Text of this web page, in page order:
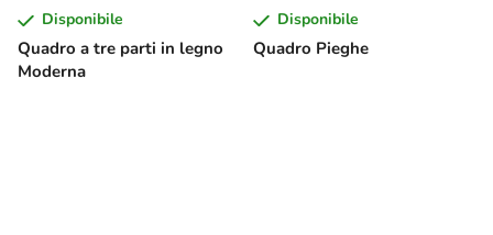
Quadro a tre parti in legno
Moderna
Disponibile
Quadro Pieghe
Disponibile